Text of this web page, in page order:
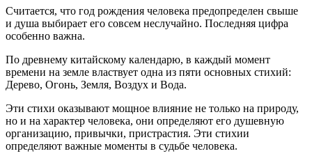
Считается, что год рождения человека предопределен свыше
и душа выбирает его совсем неслучайно. Последняя цифра
особенно важна.
По древнему китайскому календарю, в каждый момент
времени на земле властвует одна из пяти основных стихий:
Дерево, Огонь, Земля, Воздух и Вода.
Эти стихи оказывают мощное влияние не только на природу,
но и на характер человека, они определяют его душевную
организацию, привычки, пристрастия. Эти стихии
определяют важные моменты в судьбе человека.